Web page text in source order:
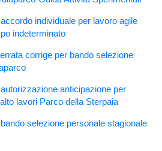
individuale per lavoro agile
indeterminato
corrige per bando selezione
anticipazione per
lavori Parco della Sterpaia
selezione personale stagionale